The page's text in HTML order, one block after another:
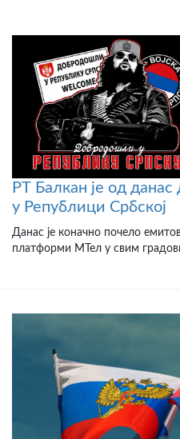
РТ Балкан је од
у Републици Србској
Данас је коначно почело
платформи МТел у свим